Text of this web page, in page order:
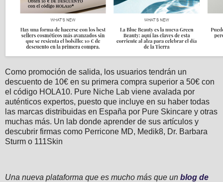
Como promoción de salida, los usuarios tendrán un
descuento de 10€ en su primera compra superior a 50€ con
el código HOLA10. Pure Niche Lab viene avalada por
auténticos expertos, puesto que incluye en su haber todas
las marcas distribuidas en España por Pure Skincare y otras
muchas más. Un lab donde aprender de sus artículos y
descubrir firmas como Perricone MD, Medik8, Dr. Barbara
Sturm o 111Skin
Una nueva plataforma que es mucho más que un blog de